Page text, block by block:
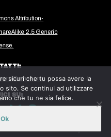
ORIENTE
Attribution-
2.5 Generic
SU:
sicuri che tu possa avere la
sito. Se continui ad utilizzare
che tu ne sia felice.
Ok